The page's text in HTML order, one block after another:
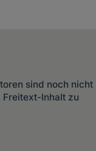
sind noch nicht
Inhalt zu